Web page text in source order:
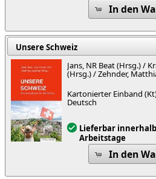
In den
Unsere Schweiz
Jans, NR Beat (Hrsg.) /
(Hrsg.) / Zehnder,
Kartonierter Einband
Deutsch
Lieferbar
Arbeitstage
In den